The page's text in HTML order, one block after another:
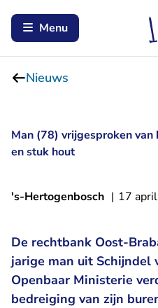
Menu
Nieuws
Man (78) vrijgesproken
en stuk hout
's-Hertogenbosch | 17
De rechtbank Oost-
jarige man uit Schijndel
Openbaar Ministerie
bedreiging van zijn